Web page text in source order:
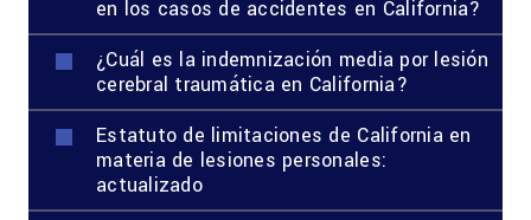
en los casos de accidentes en California?
¿Cuál es la indemnización media por lesión
cerebral traumática en California?
Estatuto de limitaciones de California en
materia de lesiones personales:
actualizado